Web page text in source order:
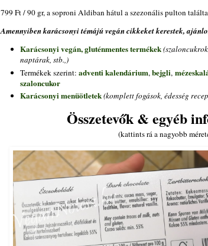
799 Ft / 90 gr, a soproni Aldiban hátul a szezonális pulton
Amennyiben karácsonyi témájú vegán cikkeket kerestek,
Karácsonyi vegán, gluténmentes termékek
naptárak, stb.,)
Termékek szerint: adventi kalendárium,bejgli,
szaloncukor
Karácsonyi menüötletek(komplett fogások, édesség
Összetevők & egyéb
(kattints rá a nagyobb